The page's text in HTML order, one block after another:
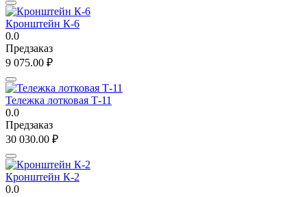
Кронштейн К-6
0.0
Предзаказ
9 075.00 ₽
Тележка лотковая Т-11
0.0
Предзаказ
30 030.00 ₽
Кронштейн К-2
0.0